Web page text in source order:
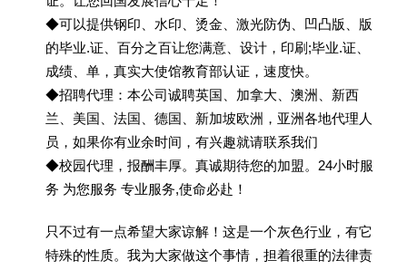
◆可以提供钢印、水印、烫金、激光防伪、凹凸版、版
的毕业.证、百分之百让您满意、设计，印刷;毕业.证、
成绩、单，真实大使馆教育部认证，速度快。
◆招聘代理：本公司诚聘英国、加拿大、澳洲、新西
兰、美国、法国、德国、新加坡欧洲，亚洲各地代理人
员，如果你有业余时间，有兴趣就请联系我们
◆校园代理，报酬丰厚。真诚期待您的加盟。24小时服
务 为您服务 专业服务,使命必赴！
只不过有一点希望大家谅解！这是一个灰色行业，有它
特殊的性质。我为大家做这个事情，担着很重的法律责